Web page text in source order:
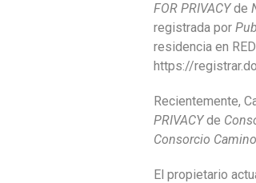
FOR PRIVACYde
registrada por
residencia en
https://
Recientemente,
PRIVACYde
Consorcio
El propietario